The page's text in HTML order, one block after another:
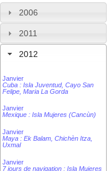
2006
2011
2012
Janvier
Cuba : Isla Juventud, Cayo San
Felipe, Maria La Gorda
Janvier
Mexique : Isla Mujeres (Cancùn)
Janvier
Maya : Ek Balam, Chichèn Itza,
Uxmal
Janvier
7 jours de navigation : Isla Mujeres